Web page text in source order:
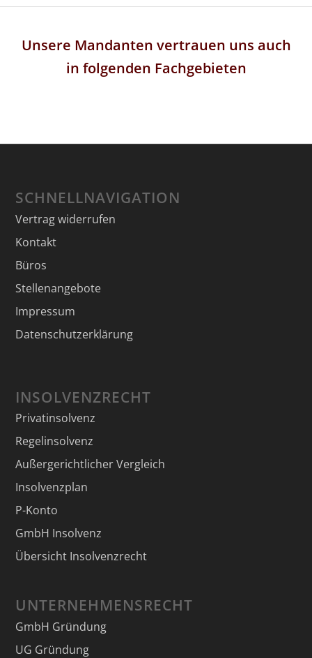
Unsere Mandanten vertrauen uns auch
in folgenden Fachgebieten
SCHNELLNAVIGATION
Vertrag widerrufen
Kontakt
Büros
Stellenangebote
Impressum
Datenschutzerklärung
INSOLVENZRECHT
Privatinsolvenz
Regelinsolvenz
Außergerichtlicher Vergleich
Insolvenzplan
P-Konto
GmbH Insolvenz
Übersicht Insolvenzrecht
UNTERNEHMENSRECHT
GmbH Gründung
UG Gründung